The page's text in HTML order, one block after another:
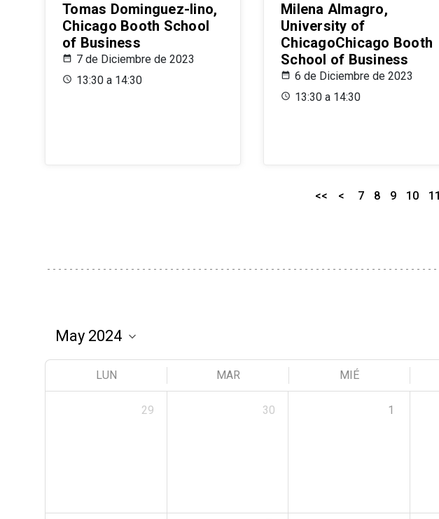
Tomas Dominguez-Iino,
Chicago Booth School
of Business
7 de Diciembre de 2023
13:30 a 14:30
Milena Almagro,
University of
ChicagoChicago Booth
School of Business
6 de Diciembre de 2023
13:30 a 14:30
<< < 7 8 9 10 11
LUN MAR MIÉ
29 30 1